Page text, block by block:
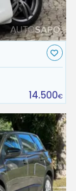
14.500€